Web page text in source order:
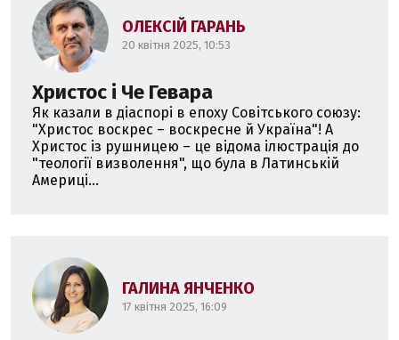
ОЛЕКСІЙ ГАРАНЬ
20 квітня 2025, 10:53
Христос і Че Гевара
Як казали в діаспорі в епоху Совітського союзу:
"Христос воскрес – воскресне й Україна"! А
Христос із рушницею – це відома ілюстрація до
"теології визволення", що була в Латинській
Америці...
ГАЛИНА ЯНЧЕНКО
17 квітня 2025, 16:09